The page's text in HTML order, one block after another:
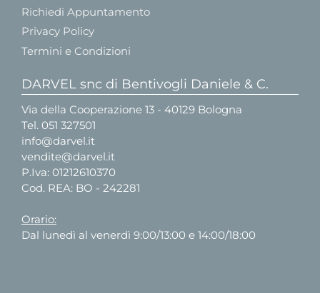
Richiedi Appuntamento
Privacy Policy
Termini e Condizioni
DARVEL snc di Bentivogli Daniele & C.
Via della Cooperazione 13 - 40129 Bologna
Tel. 051 327501
info@darvel.it
vendite@darvel.it
P.Iva: 01212610370
Cod. REA: BO - 242281
Orario:
Dal lunedì al venerdì 9:00/13:00 e 14:00/18:00